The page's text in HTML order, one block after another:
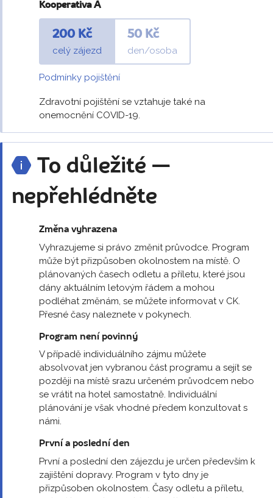
Kooperativa A
200 Kč
celý zájezd
50 Kč
den/osoba
Podmínky pojištění
Zdravotní pojištění se vztahuje také na
onemocnění COVID-19.
To důležité —
nepřehlédněte
Změna vyhrazena
Vyhrazujeme si právo změnit průvodce. Program
může být přizpůsoben okolnostem na místě. O
plánovaných časech odletu a příletu, které jsou
dány aktuálním letovým řádem a mohou
podléhat změnám, se můžete informovat v CK.
Přesné časy naleznete v pokynech.
Program není povinný
V případě individuálního zájmu můžete
absolvovat jen vybranou část programu a sejít se
později na místě srazu určeném průvodcem nebo
se vrátit na hotel samostatně. Individuální
plánování je však vhodné předem konzultovat s
námi.
První a poslední den
První a poslední den zájezdu je určen především k
zajištění dopravy. Program v tyto dny je
přizpůsoben okolnostem. Časy odletu a příletu,